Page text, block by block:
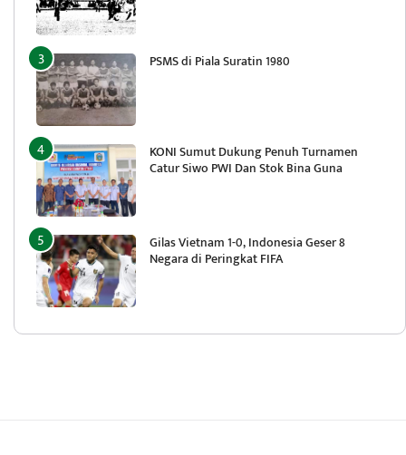
PSMS di Piala Suratin 1980
KONI Sumut Dukung Penuh Turnamen
Catur Siwo PWI Dan Stok Bina Guna
Gilas Vietnam 1-0, Indonesia Geser 8
Negara di Peringkat FIFA